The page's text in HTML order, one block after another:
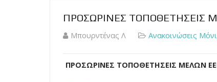
ΠΡΟΣΩΡΙΝΕΣ ΤΟΠΟΘΕΤΗΣΕΙΣ
Μπουρντένας Λ Ανακοινώσεις
ΠΡΟΣΩΡΙΝΕΣ ΤΟΠΟΘΕΤΗΣΕΙΣ ΜΕΛΩΝ